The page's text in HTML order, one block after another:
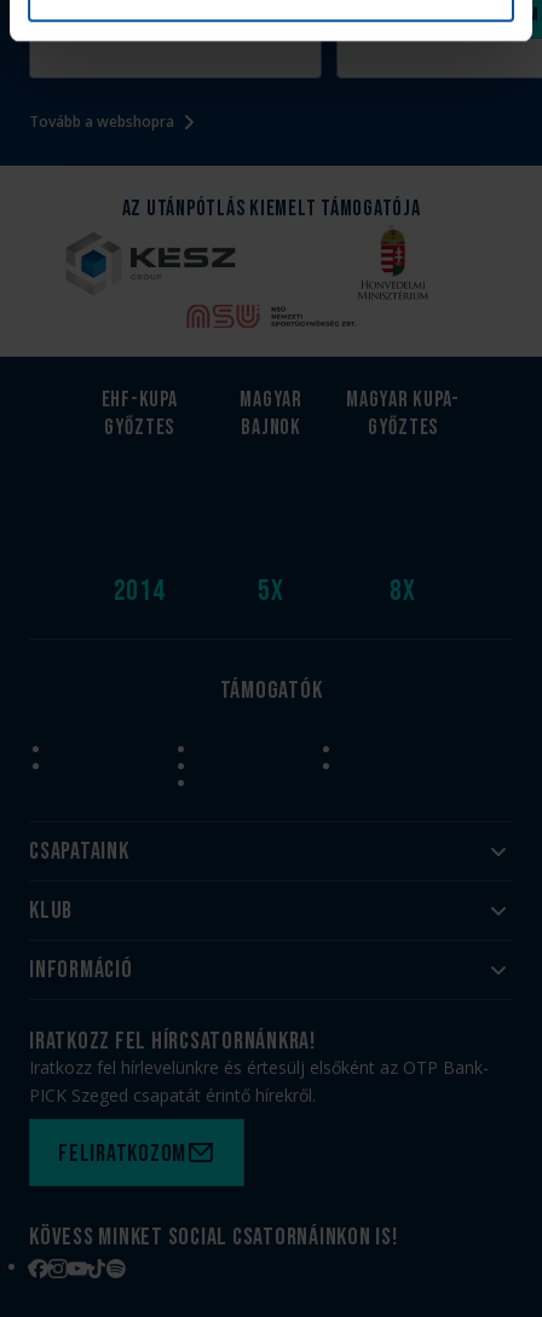
Tovább a webshopra
Megvásárolom Megvásárolom
Az Utánpótlás kiemelt támogatója
EHF-Kupa
győztes
2014
Magyar
bajnok
5x
Magyar kupa-
győztes
8x
Támogatók
Csapataink
Felnőtt
Utánpótlás
Klub
#HandballFamily
Munkatársaink
PICK Aréna
Sajtóakkreditáció
Információ
Jegy- és bérletvásárlás
Webshop
Adatvédelem
Felhasználási feltételek
Kapcsolat
iratkozz fel hírcsatornánkra!
Iratkozz fel hírlevelünkre és értesülj elsőként az OTP Bank-
PICK Szeged csapatát érintő hírekről.
Feliratkozom
Kövess minket social csatornáinkon is!
Facebook
Instagram
YouTube
TikTokSpotify